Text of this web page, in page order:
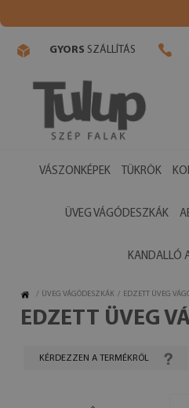
GYORS SZÁLLÍTÁS
VÁSZONKÉPEK TÜKRÖK
ÜVEG VÁGÓDESZKÁK
KANDALLÓ
/ ÜVEG VÁGÓDESZKÁK / EDZETT ÜVEG
EDZETT ÜVEG
KÉRDEZZEN A TERMÉKRŐL